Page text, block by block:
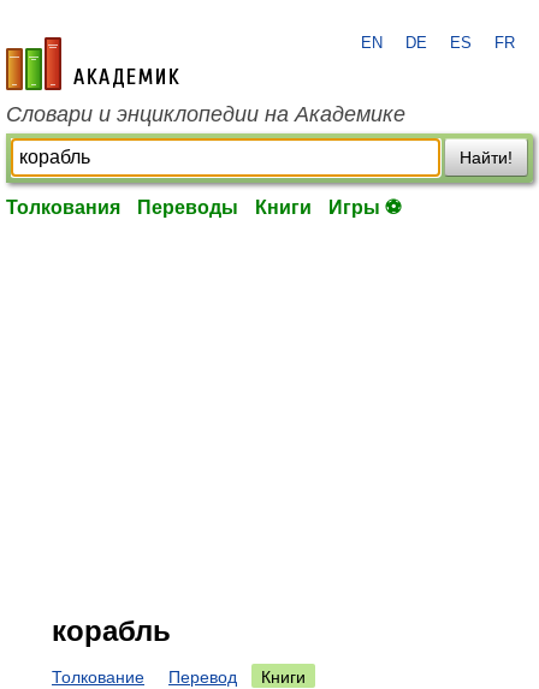
academic.ru
EN DE ES FR
Словари и энциклопедии на Академике
Найти!
Толкования Переводы Книги Игры ⚽
корабль
Толкование Перевод
Книги